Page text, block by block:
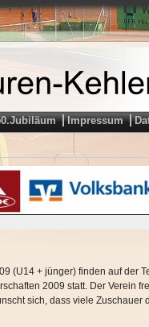
Impressum
(U14 + jünger) finden auf der
2009 statt. Der Verein
sich, dass viele Zuschauer